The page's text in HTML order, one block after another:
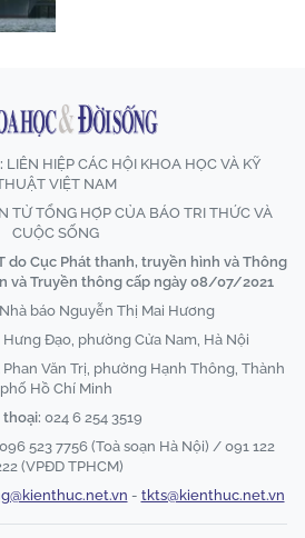
LIÊN HIỆP CÁC HỘI KHOA HỌC VÀ KỸ
VIỆT NAM
TỬ TỔNG HỢP CỦA BÁO TRI THỨC VÀ
CUỘC SỐNG
do Cục Phát thanh, truyền hình và Thông
và Truyền thông cấp ngày 08/07/2021
Nhà báo Nguyễn Thị Mai Hương
Hưng Đạo, phường Cửa Nam, Hà Nội
Văn Trị, phường Hạnh Thông, Thành
phố Hồ Chí Minh
024 6 254 3519
523 7756 (Toà soạn Hà Nội) / 091 122
(VPĐD TPHCM)
- tkts@kienthuc.net.vn